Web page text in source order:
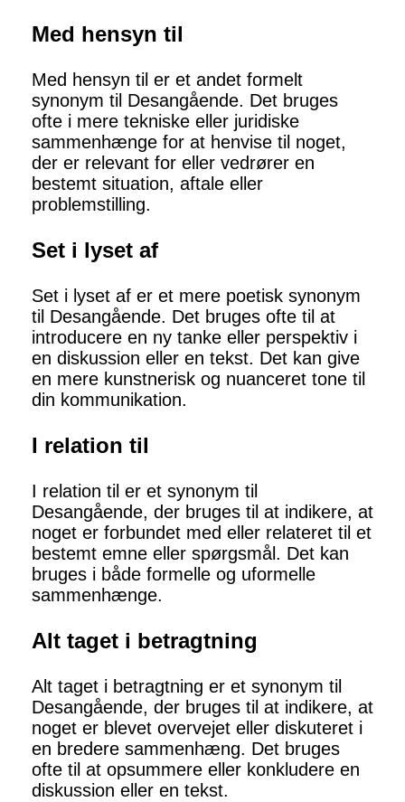
Med hensyn til
Med hensyn til er et andet formelt
synonym til Desangående. Det bruges
ofte i mere tekniske eller juridiske
sammenhænge for at henvise til noget,
der er relevant for eller vedrører en
bestemt situation, aftale eller
problemstilling.
Set i lyset af
Set i lyset af er et mere poetisk synonym
til Desangående. Det bruges ofte til at
introducere en ny tanke eller perspektiv i
en diskussion eller en tekst. Det kan give
en mere kunstnerisk og nuanceret tone til
din kommunikation.
I relation til
I relation til er et synonym til
Desangående, der bruges til at indikere, at
noget er forbundet med eller relateret til et
bestemt emne eller spørgsmål. Det kan
bruges i både formelle og uformelle
sammenhænge.
Alt taget i betragtning
Alt taget i betragtning er et synonym til
Desangående, der bruges til at indikere, at
noget er blevet overvejet eller diskuteret i
en bredere sammenhæng. Det bruges
ofte til at opsummere eller konkludere en
diskussion eller en tekst.